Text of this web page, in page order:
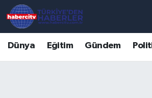
Dünya Eğitim Gündem